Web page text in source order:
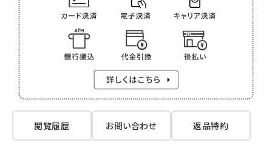
閲覧履歴 お問い合わせ 返品特約